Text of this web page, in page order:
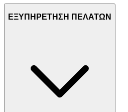
ΕΞΥΠΗΡΕΤΗΣΗ ΠΕΛΑΤΩΝ